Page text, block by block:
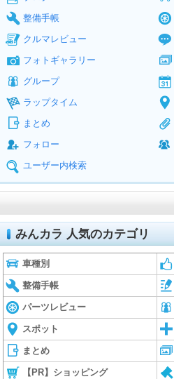
整備手帳
クルマレビュー
フォトギャラリー
グループ
ラップタイム
まとめ
フォロー
ユーザー内検索
みんカラ 人気のカテゴリ
車種別
整備手帳
パーツレビュー
スポット
まとめ
【PR】ショッピング